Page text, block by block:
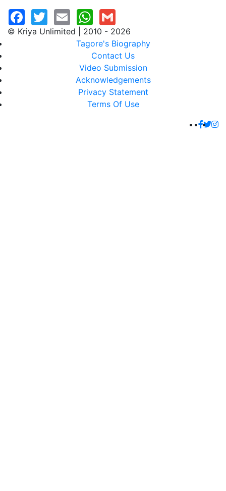
© Kriya Unlimited | 2010 - 2026
Tagore's Biography
Contact Us
Video Submission
Acknowledgements
Privacy Statement
Terms Of Use